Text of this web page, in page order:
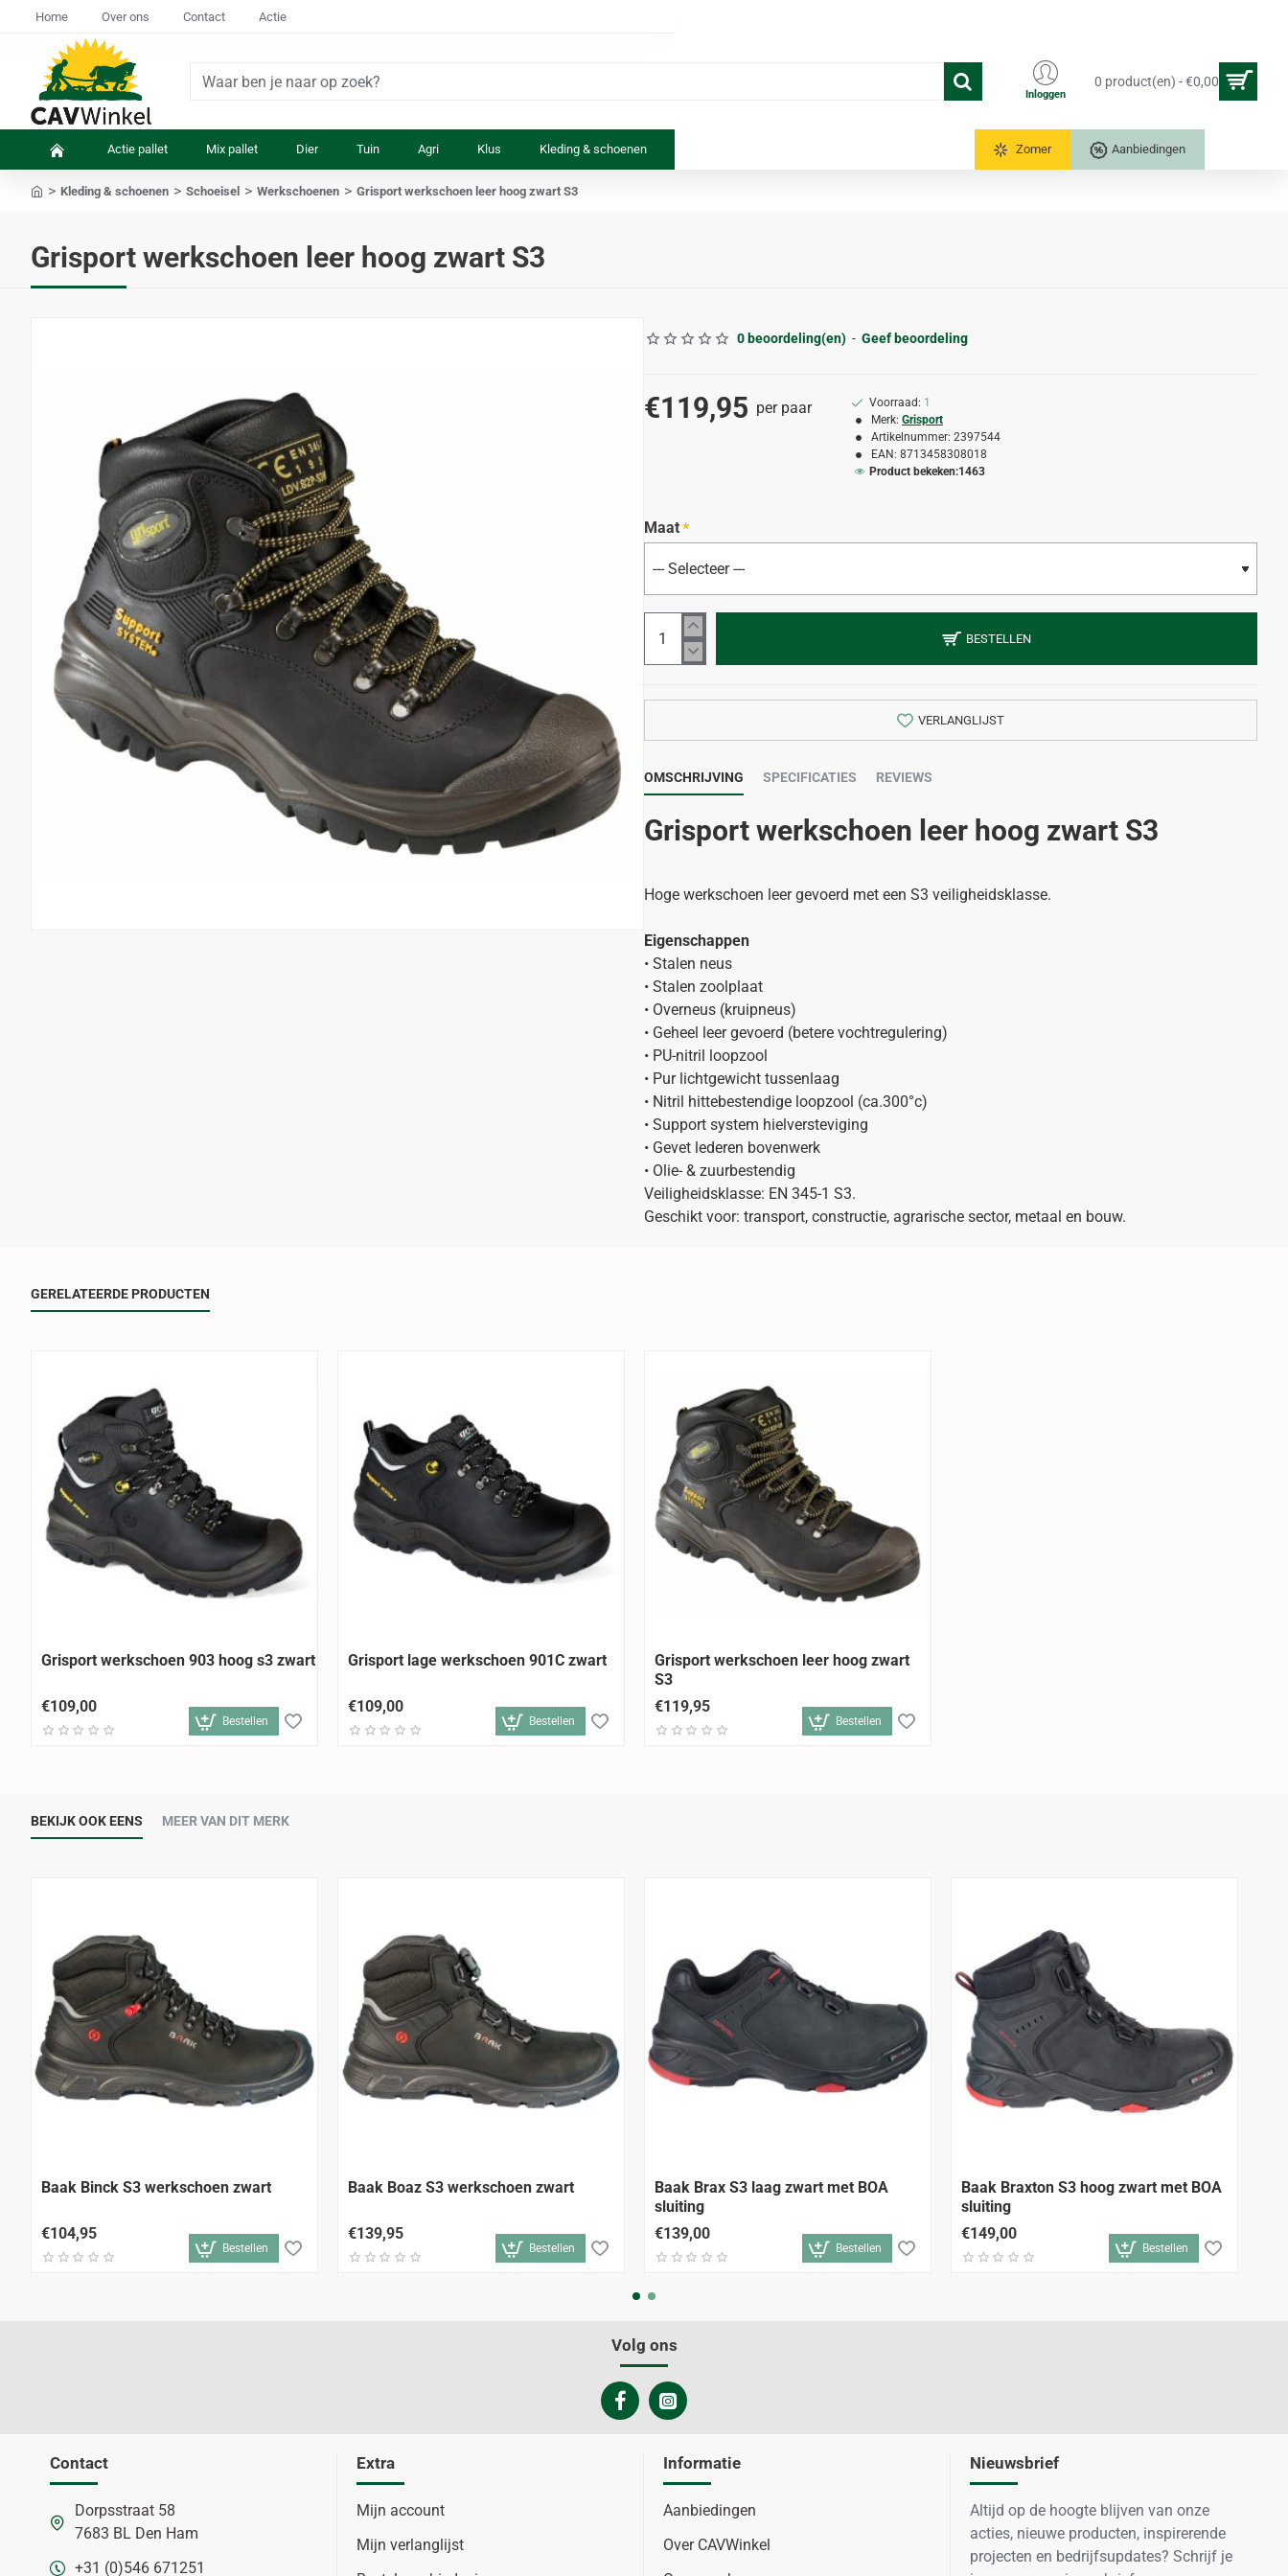
Home Over ons Contact Actie
Waar
op
Inloggen
0 product(en) - €0,00
Actie pallet Mix pallet Dier Tuin Agri Klus Kleding & schoenen Zomer Aanbiedingen
Grisport werkschoen leer hoog zwart S3
Kleding & schoenen Schoeisel Werkschoenen Grisport werkschoen leer hoog zwart S3
0 beoordeling(en) - Geef beoordeling
€119,95 per paar Voorraad: 1
Merk: Grisport
Artikelnummer: 2397544
EAN: 8713458308018
Product bekeken:1463
Maat
BESTELLEN
VERLANGLIJST
OMSCHRIJVING SPECIFICATIES REVIEWS
Grisport werkschoen leer hoog zwart S3
Hoge werkschoen leer gevoerd met een S3 veiligheidsklasse.
Eigenschappen
• Stalen neus
• Stalen zoolplaat
• Overneus (kruipneus)
• Geheel leer gevoerd (betere vochtregulering)
• PU-nitril loopzool
• Pur lichtgewicht tussenlaag
• Nitril hittebestendige loopzool (ca.300°c)
• Support system hielversteviging
• Gevet lederen bovenwerk
• Olie- & zuurbestendig
Veiligheidsklasse: EN 345-1 S3.
Geschikt voor: transport, constructie, agrarische sector, metaal en bouw.
GERELATEERDE PRODUCTEN
Grisport werkschoen 903 hoog s3 zwart
€109,00
Bestellen
Grisport lage werkschoen 901C zwart
€109,00
Bestellen
Grisport werkschoen leer hoog zwart
S3
€119,95
Bestellen
BEKIJK OOK EENS MEER VAN DIT MERK
Baak Binck S3 werkschoen zwart
€104,95
Bestellen
Baak Boaz S3 werkschoen zwart
€139,95
Bestellen
Baak Brax S3 laag zwart met BOA
sluiting
€139,00
Bestellen
Baak Braxton S3 hoog zwart met BOA
sluiting
€149,00
Bestellen
Volg ons
Contact
Dorpsstraat 58
7683 BL Den Ham
+31 (0)546 671251
Extra
Mijn account
Mijn verlanglijst
Informatie
Aanbiedingen
Over CAVWinkel
Nieuwsbrief
Altijd op de hoogte blijven van onze
acties, nieuwe producten, inspirerende
projecten en bedrijfsupdates? Schrijf je